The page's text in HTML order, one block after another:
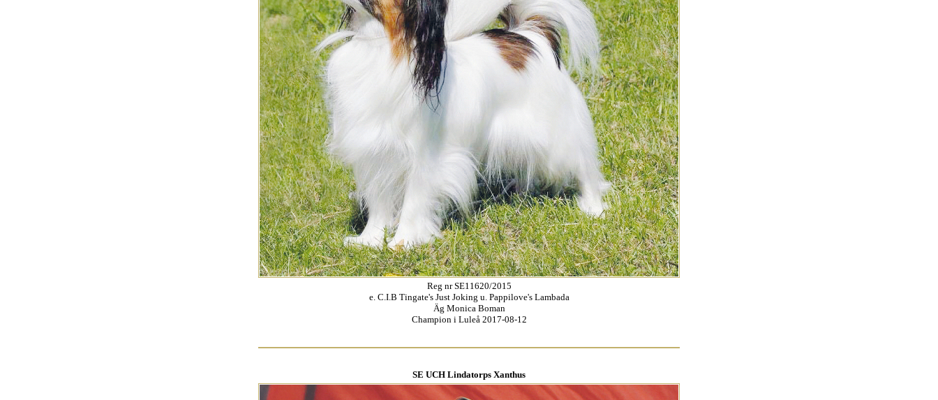
Reg nr SE11620/2015
e. C.I.B Tingate's Just Joking u. Pappilove's Lambada
Äg Monica Boman
Champion i Luleå 2017-08-12
SE UCH Lindatorps Xanthus